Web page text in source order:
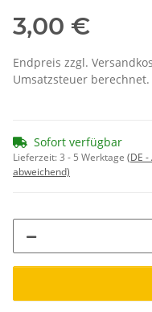
3,00 €
Endpreis zzgl.
Umsatzsteuer berechnet.
Sofort verfügbar
Lieferzeit:3 - 5 Werktage (DE
abweichend)